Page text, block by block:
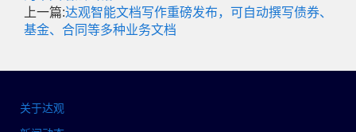
上一篇:达观智能文档写作重磅发布，可自动撰写债券、
基金、合同等多种业务文档
关于达观